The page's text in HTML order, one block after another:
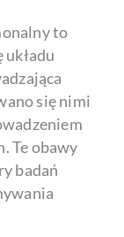
to
się nimi
Te obawy
badań